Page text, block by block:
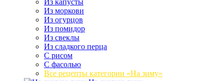
Из моркови
Из огурцов
Из помидор
Из свеклы
Из сладкого перца
С рисом
С фасолью
Все рецепты категории «На зиму»